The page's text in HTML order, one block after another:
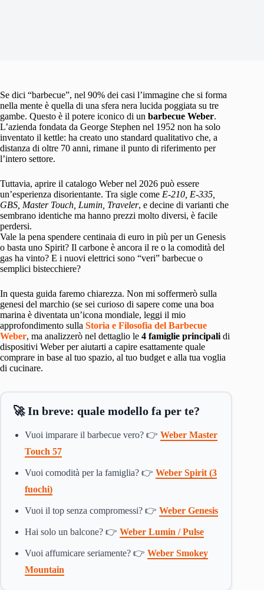
Se dici “barbecue”, nel 90% dei casi l’immagine che si forma
nella mente è quella di una sfera nera lucida poggiata su tre
gambe. Questo è il potere iconico di un barbecue Weber.
L’azienda fondata da George Stephen nel 1952 non ha solo
inventato il kettle: ha creato uno standard qualitativo che, a
distanza di oltre 70 anni, rimane il punto di riferimento per
l’intero settore.
Tuttavia, aprire il catalogo Weber nel 2026 può essere
un’esperienza disorientante. Tra sigle come E-210, E-335,
GBS, Master Touch, Lumin, Traveler, e decine di varianti che
sembrano identiche ma hanno prezzi molto diversi, è facile
perdersi.
Vale la pena spendere centinaia di euro in più per un Genesis
o basta uno Spirit? Il carbone è ancora il re o la comodità del
gas ha vinto? E i nuovi elettrici sono “veri” barbecue o
semplici bistecchiere?
In questa guida faremo chiarezza. Non mi soffermerò sulla
genesi del marchio (se sei curioso di sapere come una boa
marina è diventata un’icona mondiale, leggi il mio
approfondimento sulla Storia e Filosofia del Barbecue
Weber, ma analizzerò nel dettaglio le 4 famiglie principali di
dispositivi Weber per aiutarti a capire esattamente quale
comprare in base al tuo spazio, al tuo budget e alla tua voglia
di cucinare.
🚀 In breve: quale modello fa per te?
Vuoi imparare il barbecue vero? 👉 Weber Master
Touch 57
Vuoi comodità per la famiglia? 👉 Weber Spirit (3
fuochi)
Vuoi il top senza compromessi? 👉 Weber Genesis
Hai solo un balcone? 👉 Weber Lumin / Pulse
Vuoi affumicare seriamente? 👉 Weber Smokey
Mountain